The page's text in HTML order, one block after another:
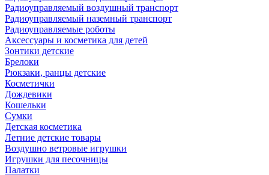
Радиоуправляемый воздушный транспорт
Радиоуправляемый наземный транспорт
Радиоуправляемые роботы
Аксессуары и косметика для детей
Зонтики детские
Брелоки
Рюкзаки, ранцы детские
Косметички
Дождевики
Кошельки
Сумки
Детская косметика
Летние детские товары
Воздушно ветровые игрушки
Игрушки для песочницы
Палатки